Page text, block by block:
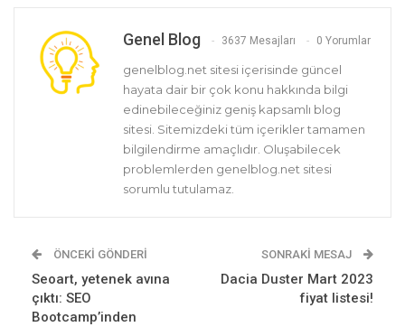
Genel Blog 3637 Mesajları 0 Yorumlar
genelblog.net sitesi içerisinde güncel
hayata dair bir çok konu hakkında bilgi
edinebileceğiniz geniş kapsamlı blog
sitesi. Sitemizdeki tüm içerikler tamamen
bilgilendirme amaçlıdır. Oluşabilecek
problemlerden genelblog.net sitesi
sorumlu tutulamaz.
ÖNCEKI GÖNDERI
Seoart, yetenek avına
çıktı: SEO
Bootcamp’inden
SONRAKI MESAJ
Dacia Duster Mart 2023
fiyat listesi!